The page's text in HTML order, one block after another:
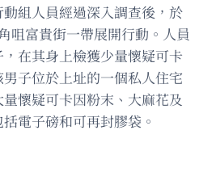
組人員經過深入調查後，於
咀富貴街一帶展開行動。人員
在其身上檢獲少量懷疑可卡
子位於上址的一個私人住宅
懷疑可卡因粉末、大麻花及
電子磅和可再封膠袋。